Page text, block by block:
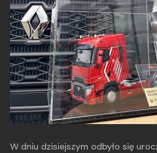
W dniu dzisiejszym odbyło się